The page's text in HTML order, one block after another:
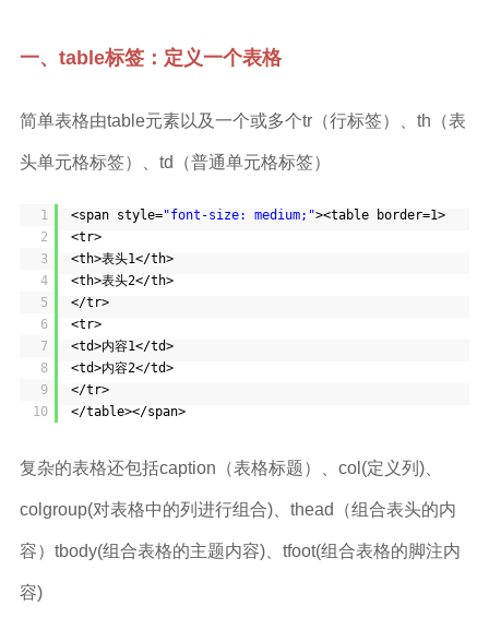
一、table标签：定义一个表格
简单表格由table元素以及一个或多个tr（行标签）、th（表
头单元格标签）、td（普通单元格标签）
1
2
3
4
5
6
7
8
9
10
<span style="font-size: medium;"><table border=1>
<tr>
<th>表头1</th>
<th>表头2</th>
</tr>
<tr>
<td>内容1</td>
<td>内容2</td>
</tr>
</table></span>
复杂的表格还包括caption（表格标题）、col(定义列)、
colgroup(对表格中的列进行组合)、thead（组合表头的内
容）tbody(组合表格的主题内容)、tfoot(组合表格的脚注内
容)